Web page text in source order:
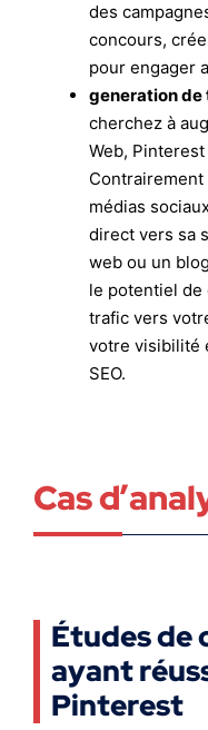
des
concours,
pour engager
generation de
cherchez à
Web,
Contrairement
médias
direct vers sa
web ou un
le potentiel de
trafic vers
votre visibilité
SEO.
Cas
Études de
ayant
Pinterest